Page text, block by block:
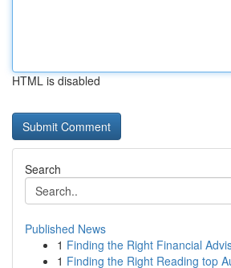
HTML is disabled
Search
Published News
1 Finding the Right Financial
1 Finding the Right Reading top